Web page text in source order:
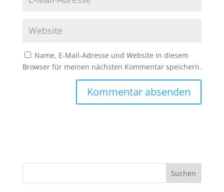
Name, E-Mail-Adresse und Website in diesem
Browser für meinen nächsten Kommentar speichern.